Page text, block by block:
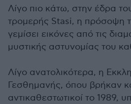
Λίγο πιο κάτω, στην έδρα
τρομερής Stasi, η πρόσοψη
γεμίσει εικόνες από τις
μυστικής αστυνομίας του
Λίγο ανατολικότερα, η
Γεσθημανής, όπου βρήκαν
αντικαθεστωτικοί το 1989,